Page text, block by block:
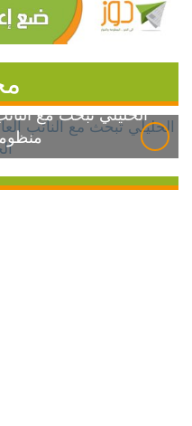
الخليلي تبحث مع